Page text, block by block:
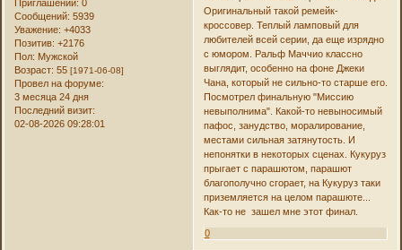
Приглашений: 0
Сообщений: 5939
Уважение: +4033
Позитив: +2176
Пол: Мужской
Возраст: 55[1971-06-08]
Провел на форуме:
3 месяца 24 дня
Последний визит:
02-08-2026 09:28:01
Оригинальный такой ремейк-
кроссовер. Теплый ламповый для
любителей всей серии, да еще изрядно
с юмором. Ральф Маччио классно
выглядит, особенно на фоне Джеки
Чана, который не сильно-то старше его.
Посмотрел финальную "Миссию
невыполнима". Какой-то невыносимый
пафос, занудство, моралирование,
местами сильная затянутость. И
непонятки в некоторых сценах. Кукуруз
прыгает с парашютом, парашют
благополучно сгорает, на Кукуруз таки
приземляется на целом парашюте...
Как-то не зашел мне этот финал.
0